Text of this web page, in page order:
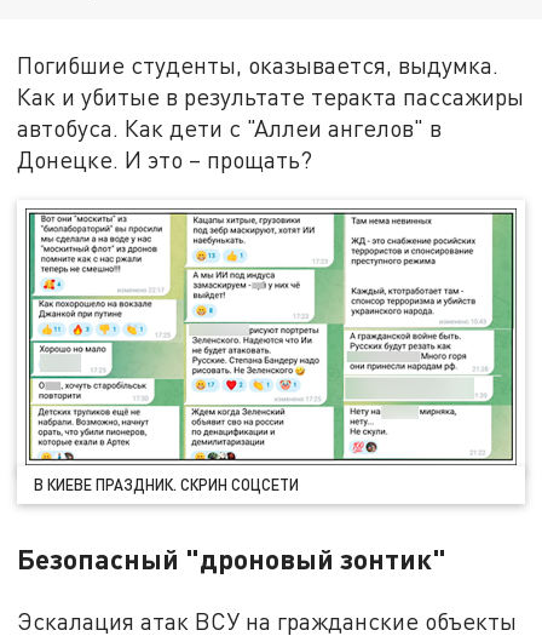
Погибшие студенты, оказывается, выдумка.
Как и убитые в результате теракта пассажиры
автобуса. Как дети с "Аллеи ангелов" в
Донецке. И это – прощать?
В КИЕВЕ ПРАЗДНИК. СКРИН СОЦСЕТИ
Безопасный "дроновый зонтик"
Эскалация атак ВСУ на гражданские объекты